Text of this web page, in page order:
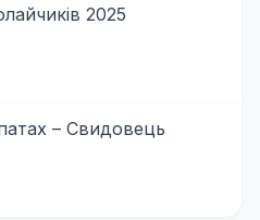
2025
– Свидовець